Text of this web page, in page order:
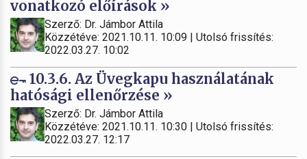
vonatkozó előírások »
Szerző: Dr. Jámbor Attila
Közzétéve: 2021.10.11. 10:09 | Utolsó frissítés:
2022.03.27. 10:02
10.3.6. Az Üvegkapu használatának
hatósági ellenőrzése »
Szerző: Dr. Jámbor Attila
Közzétéve: 2021.10.11. 10:30 | Utolsó frissítés:
2022.03.27. 12:17